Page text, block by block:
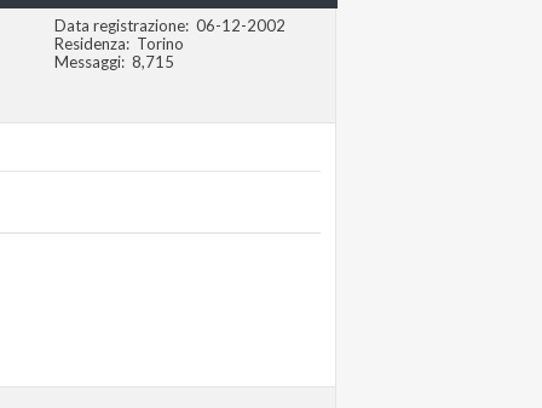
Data registrazione 06-12-2002
Residenza
Torino
Messaggi 8,715